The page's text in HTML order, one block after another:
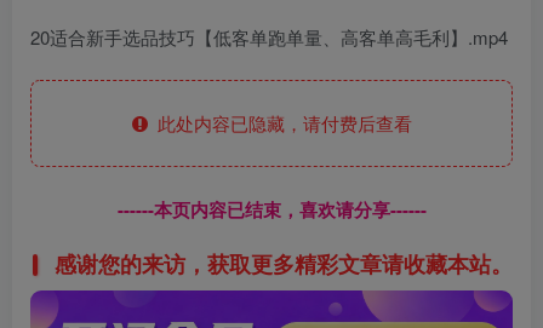
20适合新手选品技巧【低客单跑单量、高客单高毛利】.mp4
此处内容已隐藏，请付费后查看
------本页内容已结束，喜欢请分享------
感谢您的来访，获取更多精彩文章请收藏本站。